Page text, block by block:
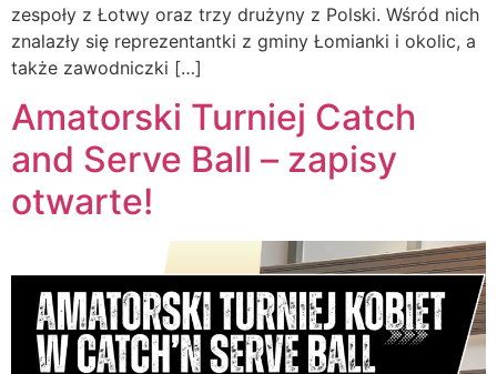
zespoły z Łotwy oraz trzy drużyny z Polski. Wśród nich
znalazły się reprezentantki z gminy Łomianki i okolic, a
także zawodniczki […]
Amatorski Turniej Catch
and Serve Ball – zapisy
otwarte!